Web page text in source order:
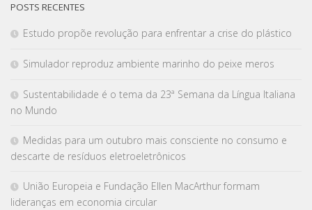
POSTS RECENTES
Estudo propõe revolução para enfrentar a crise do plástico
Simulador reproduz ambiente marinho do peixe meros
Sustentabilidade é o tema da 23ª Semana da Língua Italiana
no Mundo
Medidas para um outubro mais consciente no consumo e
descarte de resíduos eletroeletrônicos
União Europeia e Fundação Ellen MacArthur formam
lideranças em economia circular